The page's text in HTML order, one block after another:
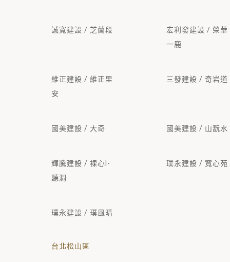
誠寬建設 / 芝蘭段
宏利發建設 / 榮華
一鹿
維正建設 / 維正里
安
三發建設 / 奇岩道
國美建設 / 大奇 國美建設 / 山翫水
輝騰建設 / 裸心I-
聽澗
璞永建設 / 寬心苑
璞永建設 / 璞風晴
台北松山區